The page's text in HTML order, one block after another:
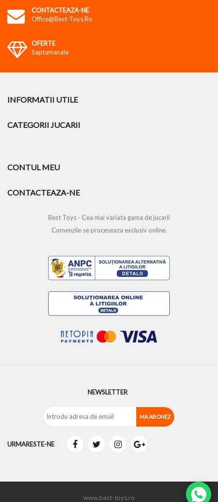
CONTACTEAZA-NE
Office@best-Toys.ro
OFERTE
Saptamanale
INFORMATII UTILE
CATEGORII JUCARII
CONTUL MEU
CONTACTEAZA-NE
Best Toys - Cea mai variata gama de jucarii
Comenzile se proceseaza exclusiv online.
NEWSLETTER
URMARESTE-NE
www.best-toys.ro